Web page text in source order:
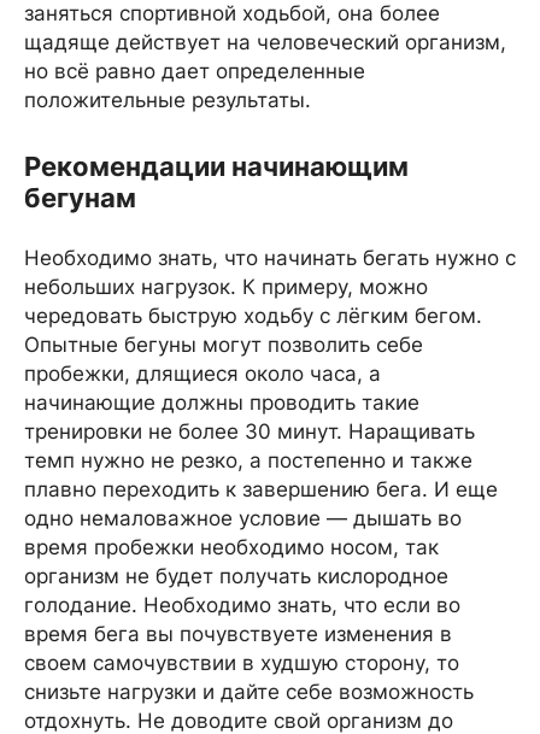
заняться спортивной ходьбой, она более
щадяще действует на человеческий организм,
но всё равно дает определенные
положительные результаты.
Рекомендации начинающим
бегунам
Необходимо знать, что начинать бегать нужно с
небольших нагрузок. К примеру, можно
чередовать быструю ходьбу с лёгким бегом.
Опытные бегуны могут позволить себе
пробежки, длящиеся около часа, а
начинающие должны проводить такие
тренировки не более 30 минут. Наращивать
темп нужно не резко, а постепенно и также
плавно переходить к завершению бега. И еще
одно немаловажное условие — дышать во
время пробежки необходимо носом, так
организм не будет получать кислородное
голодание. Необходимо знать, что если во
время бега вы почувствуете изменения в
своем самочувствии в худшую сторону, то
снизьте нагрузки и дайте себе возможность
отдохнуть. Не доводите свой организм до